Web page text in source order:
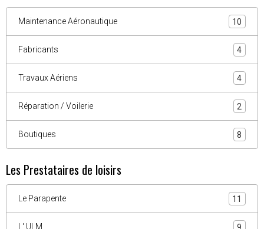
Maintenance Aéronautique 10
Fabricants 4
Travaux Aériens 4
Réparation / Voilerie 2
Boutiques 8
Les Prestataires de loisirs
Le Parapente 11
L' ULM 9